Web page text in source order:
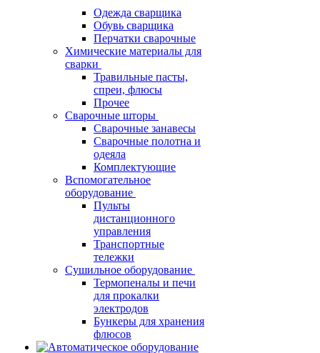
Одежда сварщика
Обувь сварщика
Перчатки сварочные
Химические материалы для
сварки
Травильные пасты,
спреи, флюсы
Прочее
Сварочные шторы
Сварочные занавесы
Сварочные полотна и
одеяла
Комплектующие
Вспомогательное
оборудование
Пульты
дистанционного
управления
Транспортные
тележки
Сушильное оборудование
Термопеналы и печи
для прокалки
электродов
Бункеры для хранения
флюсов